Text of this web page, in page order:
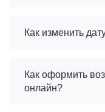
Как изменить
Как оформить
онлайн?